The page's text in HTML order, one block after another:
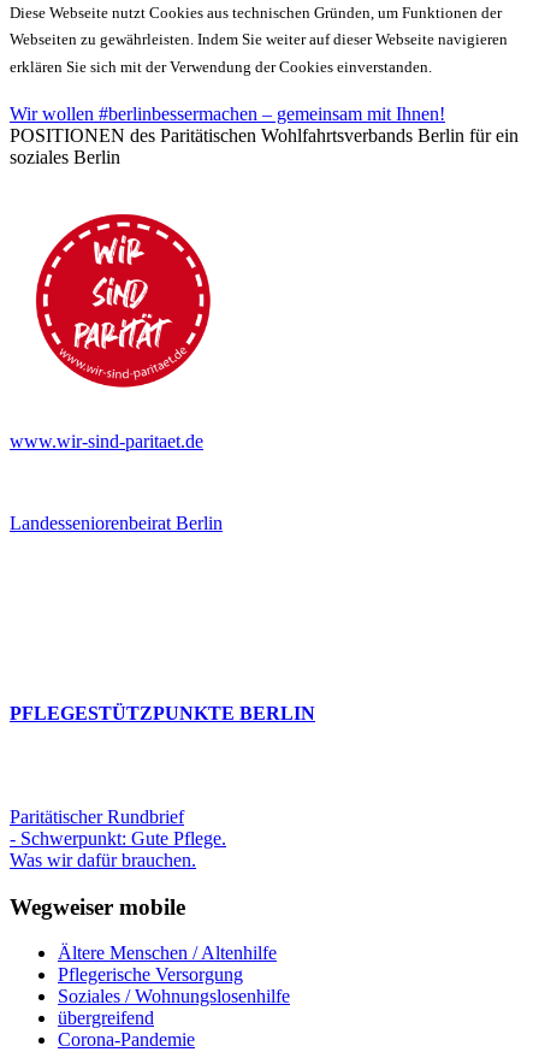
Diese Webseite nutzt Cookies aus technischen Gründen, um Funktionen der
Webseiten zu gewährleisten. Indem Sie weiter auf dieser Webseite navigieren
erklären Sie sich mit der Verwendung der Cookies einverstanden.
Wir wollen #berlinbessermachen – gemeinsam mit Ihnen!
POSITIONEN des Paritätischen Wohlfahrtsverbands Berlin für ein
soziales Berlin
www.wir-sind-paritaet.de
Landesseniorenbeirat Berlin
PFLEGESTÜTZPUNKTE BERLIN
Paritätischer Rundbrief
- Schwerpunkt: Gute Pflege.
Was wir dafür brauchen.
Wegweiser mobile
Ältere Menschen / Altenhilfe
Pflegerische Versorgung
Soziales / Wohnungslosenhilfe
übergreifend
Corona-Pandemie